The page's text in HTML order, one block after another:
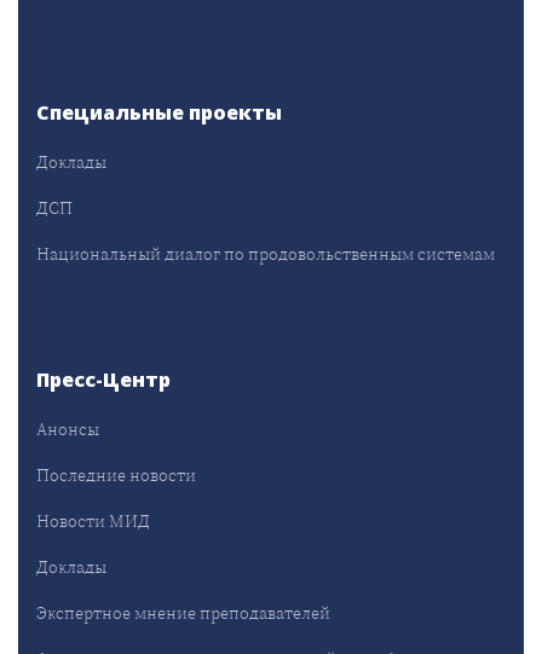
Специальные проекты
Доклады
ДСП
Национальный диалог по продовольственным системам
Пресс-Центр
Анонсы
Последние новости
Новости МИД
Доклады
Экспертное мнение преподавателей